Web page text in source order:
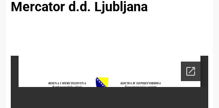
Mercator d.d. Ljubljana